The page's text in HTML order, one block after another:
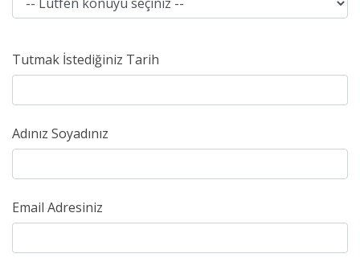
Tutmak İstediğiniz Tarih
Adınız Soyadınız
Email Adresiniz